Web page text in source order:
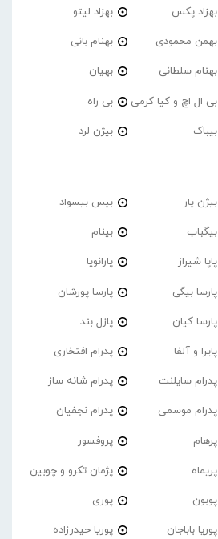
بهزاد پکس بهزاد لیتو
بهمن محمودی بهنام بانی
بهنام سلطانی بهیان
بی ال اچ و کیا کرمی بی راه
بیباک بیژن لرد
بیژن یار بیس بیسواد
بیگباب بینام
پاپا شیراز پارانویا
پارسا بیگی پارسا پورشان
پارسا کیان پازل بند
پایرا و آلفا پدرام افتخاری
پدرام‌ سایلنت پدرام شانه ساز
پدرام موسمی پدرام نجفیان
پرهام پروفسور
پریماه پژمان تکرو و چوبین
پوبون پوری
پوریا باباجان پوریا حیدرزاده